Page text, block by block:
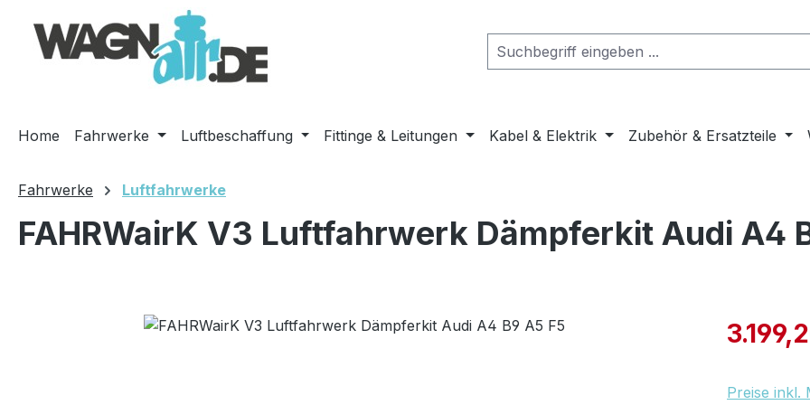
Hauptinhalt springen
Zur Suche springen
Zur Hauptnavigation springen
Home Fahrwerke Luftbeschaffung Fittinge & Leitungen Kabel & Elektrik Zubehör & Ersatzteile
Fahrwerke Luftfahrwerke
FAHRWairK V3 Luftfahrwerk Dämpferkit Audi A4
Bildergalerie überspringen
Preise inkl.